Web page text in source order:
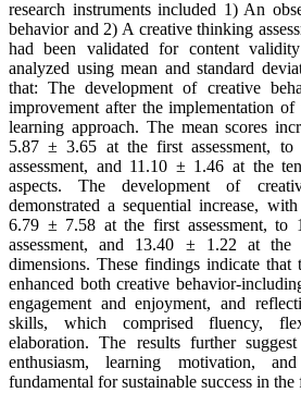
research instruments included 1) An
behavior and 2) A creative thinking
had been validated for content
analyzed using mean and standard
that: The development of creative
improvement after the implementation of
learning approach. The mean scores
5.87 ± 3.65 at the first assessment,
assessment, and 11.10 ± 1.46 at the
aspects. The development of
demonstrated a sequential increase,
6.79 ± 7.58 at the first assessment,
assessment, and 13.40 ± 1.22 at the
dimensions. These findings indicate
enhanced both creative behavior-
engagement and enjoyment, and
skills, which comprised fluency,
elaboration. The results further
enthusiasm, learning motivation,
fundamental for sustainable success in the